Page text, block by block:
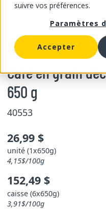
suivre vos préférences.
Paramètres
Accepter
Café William
Café en grain
650 g
40553
26,99 $
unité (1x650g)
4,15$/100g
152,49 $
caisse (6x650g)
3,91$/100g